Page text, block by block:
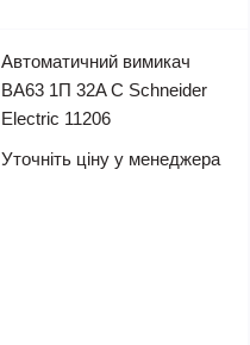
Автоматичний вимикач
ВА63 1П 32A C Schneider
Electric 11206
Уточніть ціну у менеджера